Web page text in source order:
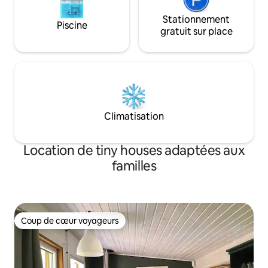
Piscine
Stationnement
gratuit sur place
Climatisation
Location de tiny houses adaptées aux
familles
Coup de cœur voyageurs
Coup de cœur voyageurs